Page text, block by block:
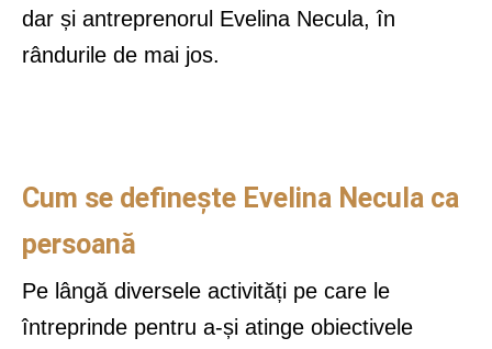
dar și antreprenorul Evelina Necula, în
rândurile de mai jos.
Cum se definește Evelina Necula ca
persoană
Pe lângă diversele activități pe care le
întreprinde pentru a-și atinge obiectivele